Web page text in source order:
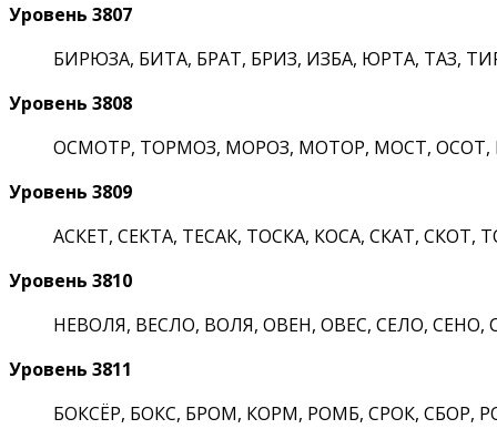
Уровень 3807
БИРЮЗА, БИТА, БРАТ, БРИЗ, ИЗБА, ЮРТА, ТАЗ,
Уровень 3808
ОСМОТР, ТОРМОЗ, МОРОЗ, МОТОР, МОСТ, ОСОТ,
Уровень 3809
АСКЕТ, СЕКТА, ТЕСАК, ТОСКА, КОСА, СКАТ, СКОТ,
Уровень 3810
НЕВОЛЯ, ВЕСЛО, ВОЛЯ, ОВЕН, ОВЕС, СЕЛО, СЕНО,
Уровень 3811
БОКСЁР, БОКС, БРОМ, КОРМ, РОМБ, СРОК, СБОР,